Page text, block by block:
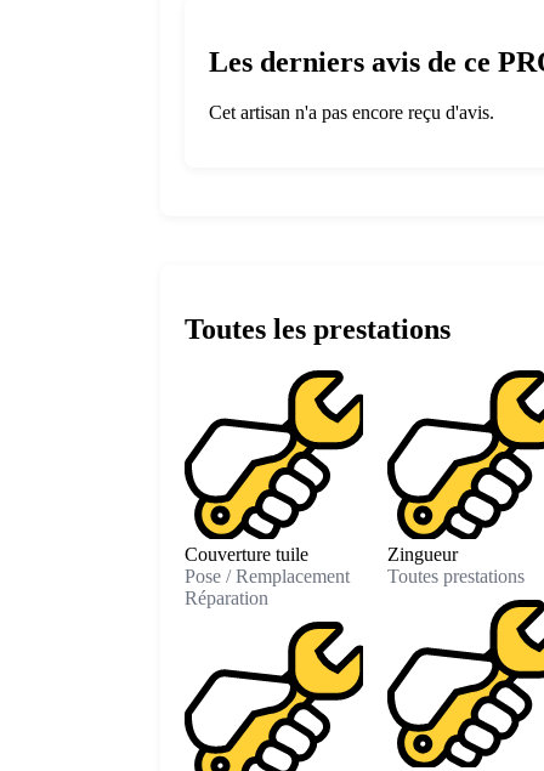
Toutes les prestations
Couverture tuile
Pose / Remplacement
Réparation
Zingueur
Toutes prestations
Les derniers avis de ce
Cet artisan n'a pas encore reçu d'avis.